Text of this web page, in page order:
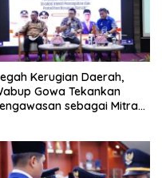
Kerugian Daerah,
Gowa Tekankan
sebagai Mitra